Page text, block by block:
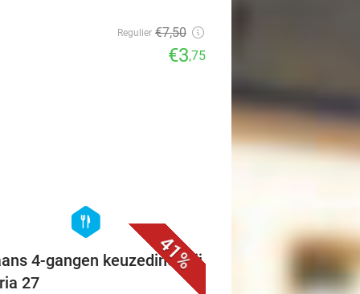
Regulier €7,50
€3,75
41%
hexagon
food
4-gangen keuzediner bij
27